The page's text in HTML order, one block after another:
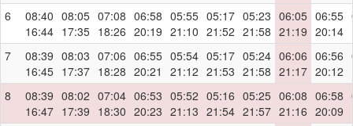
6
08:40
16:44
08:05
17:35
07:08
18:26
06:58
20:19
05:55
21:10
05:17
21:52
05:23
21:58
06:05
21:19
06:55
20:14
7
08:39
16:45
08:03
17:37
07:06
18:28
06:55
20:21
05:54
21:12
05:17
21:53
05:24
21:58
06:06
21:17
06:56
20:12
8
08:39
16:47
08:02
17:39
07:04
18:30
06:53
20:23
05:52
21:13
05:16
21:54
05:25
21:57
06:08
21:16
06:58
20:09